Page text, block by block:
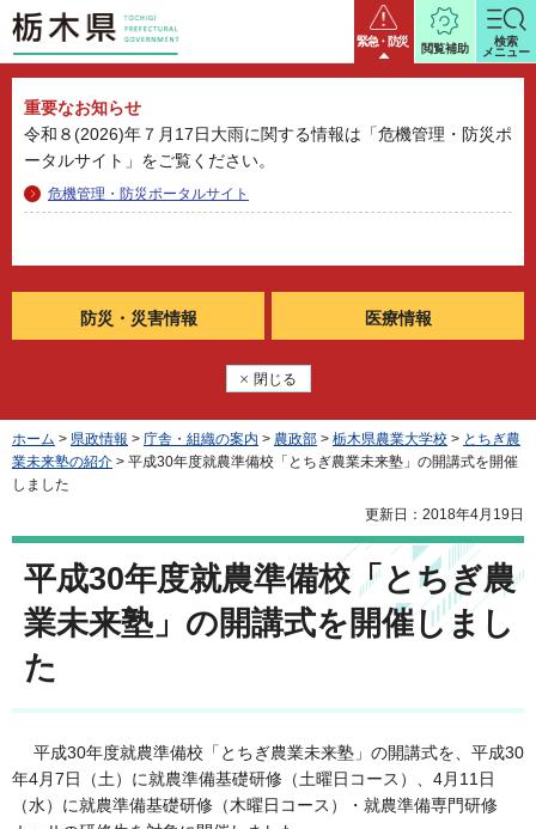
栃木県 緊急・防災
重要なお知らせ
令和８(2026)年７月17日大雨に関する情報は「危機管理・防災ポ
ータルサイト」をご覧ください。
危機管理・防災ポータルサイト
防災・ 災害情報 医療情報
閉じる
閲覧補助
検索
メニュー
ホーム > 県政情報 > 庁舎・組織の案内 > 農政部 > 栃木県農業大学校 > とちぎ農
業未来塾の紹介 > 平成30年度就農準備校「とちぎ農業未来塾」の開講式を開催
しました
更新日：2018年4月19日
平成30年度就農準備校「とちぎ農
業未来塾」の開講式を開催しまし
た
平成30年度就農準備校「とちぎ農業未来塾」の開講式を、平成30
年4月7日（土）に就農準備基礎研修（土曜日コース）、4月11日
（水）に就農準備基礎研修（木曜日コース）・就農準備専門研修